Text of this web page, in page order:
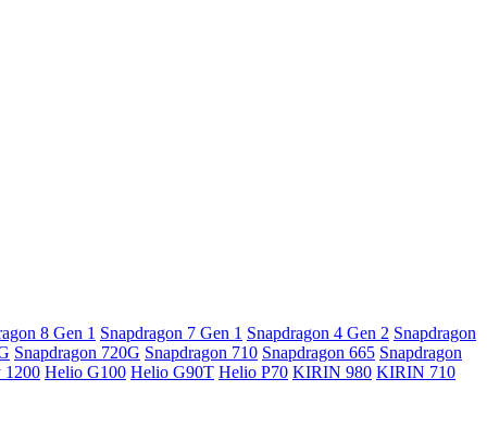
8 Gen 1 Snapdragon 7 Gen 1 Snapdragon 4 Gen 2 Snapdragon
Snapdragon 720G Snapdragon 710 Snapdragon 665 Snapdragon
1200 Helio G100 Helio G90T Helio P70 KIRIN 980 KIRIN 710